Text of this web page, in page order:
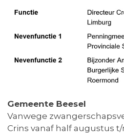
Gemeente Beesel
Vanwege
Crins vanaf half augustus